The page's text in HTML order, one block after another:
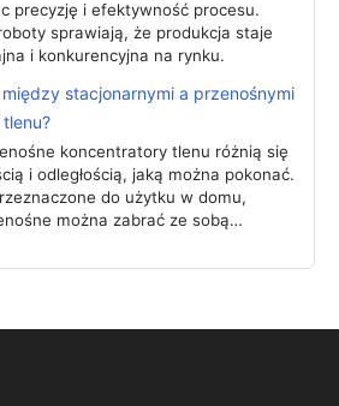
precyzję i efektywność procesu.
sprawiają, że produkcja staje
i konkurencyjna na rynku.
stacjonarnymi a przenośnymi
koncentratory tlenu różnią się
i odległością, jaką można pokonać.
do użytku w domu,
można zabrać ze sobą…